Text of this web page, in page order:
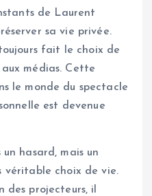
de Laurent
sa vie privée.
fait le choix de
médias. Cette
le monde du spectacle
est devenue
hasard, mais un
véritable choix de vie.
projecteurs, il